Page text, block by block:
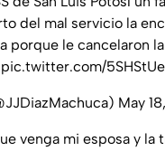
del mal servicio la
porque le cancelaron
pic.twitter.com/
May
venga mi esposa y la